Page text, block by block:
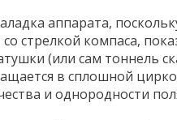
аппарата,
стрелкой компаса,
(или сам тоннель
в сплошной
и однородности